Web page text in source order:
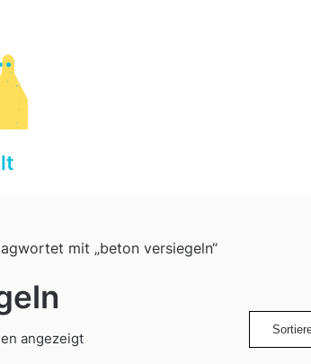
mit „beton versiegeln“
angezeigtSorted